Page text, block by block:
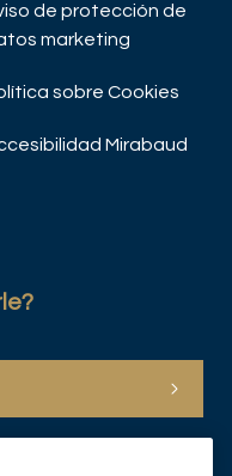
de protección de
marketing
sobre Cookies
Mirabaud